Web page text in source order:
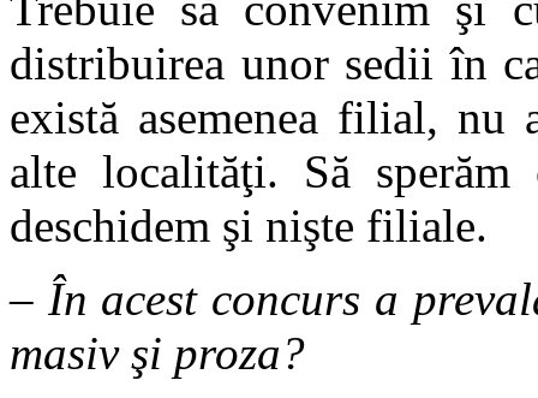
distribuirea unor sedii în
există asemenea filial, nu
alte localităţi. Să
deschidem şi nişte filiale.
– În acest concurs a
masiv şi proza?